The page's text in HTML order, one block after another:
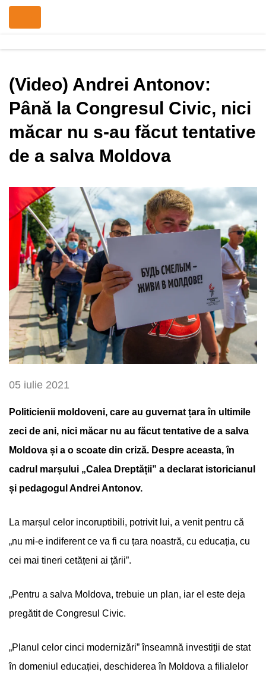
(Video) Andrei Antonov:
Până la Congresul Civic, nici
măcar nu s-au făcut tentative
de a salva Moldova
05 iulie 2021
Politicienii moldoveni, care au guvernat țara în ultimile
zeci de ani, nici măcar nu au făcut tentative de a salva
Moldova și a o scoate din criză. Despre aceasta, în
cadrul marșului „Calea Dreptății” a declarat istoricianul
și pedagogul Andrei Antonov.
La marșul celor incoruptibili, potrivit lui, a venit pentru că
„nu mi-e indiferent ce va fi cu țara noastră, cu educația, cu
cei mai tineri cetățeni ai țării”.
„Pentru a salva Moldova, trebuie un plan, iar el este deja
pregătit de Congresul Civic.
„Planul celor cinci modernizări” înseamnă investiții de stat
în domeniul educației, deschiderea în Moldova a filialelor